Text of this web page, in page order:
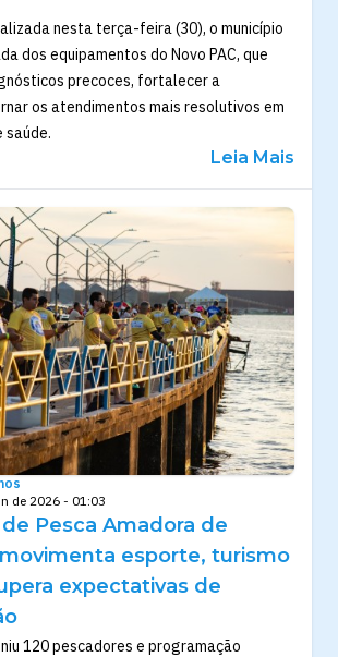
nesta terça-feira (30), o município
dos equipamentos do Novo PAC, que
precoces, fortalecer a
os atendimentos mais resolutivos em
saúde.
Leia Mais
de 2026 - 01:03
Pesca Amadora de
esporte, turismo
expectativas de
120 pescadores e programação